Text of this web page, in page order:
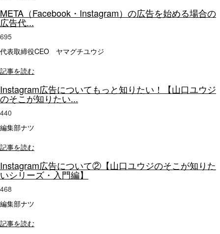
META（Facebook・Instagram）の広告を始める場合の
広告代...
695
代表取締役CEO ヤマグチユウジ
記事を読む
Instagram広告についてもっと知りたい！【山口ユウジ
のそこが知りたい...
440
編集部ナツ
記事を読む
Instagram広告について②【山口ユウジのそこが知りた
いシリーズ・入門編】
468
編集部ナツ
記事を読む